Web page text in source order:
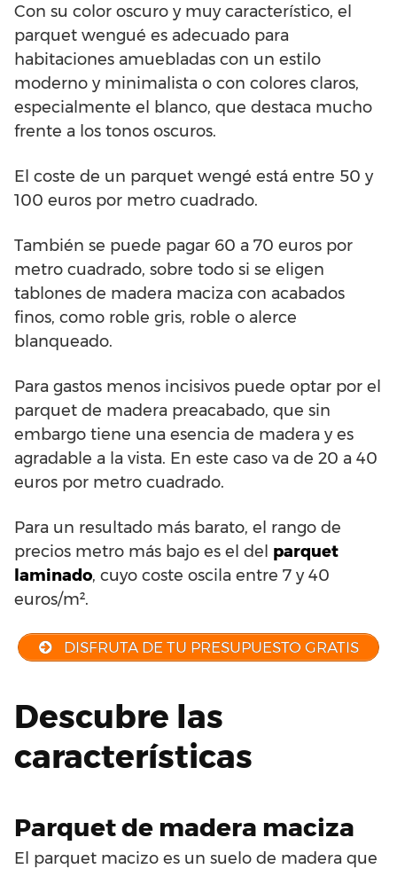
Con su color oscuro y muy característico, el
parquet wengué es adecuado para
habitaciones amuebladas con un estilo
moderno y minimalista o con colores claros,
especialmente el blanco, que destaca mucho
frente a los tonos oscuros.
El coste de un parquet wengé está entre 50 y
100 euros por metro cuadrado.
También se puede pagar 60 a 70 euros por
metro cuadrado, sobre todo si se eligen
tablones de madera maciza con acabados
finos, como roble gris, roble o alerce
blanqueado.
Para gastos menos incisivos puede optar por el
parquet de madera preacabado, que sin
embargo tiene una esencia de madera y es
agradable a la vista. En este caso va de 20 a 40
euros por metro cuadrado.
Para un resultado más barato, el rango de
precios metro más bajo es el del parquet
laminado, cuyo coste oscila entre 7 y 40
euros/m².
DISFRUTA DE TU PRESUPUESTO GRATIS
Descubre las
características
Parquet de madera maciza
El parquet macizo es un suelo de madera que